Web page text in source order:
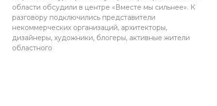
области обсудили в центре «Вместе мы сильнее». К
разговору подключились представители
некоммерческих организаций, архитекторы,
дизайнеры, художники, блогеры, активные жители
областного